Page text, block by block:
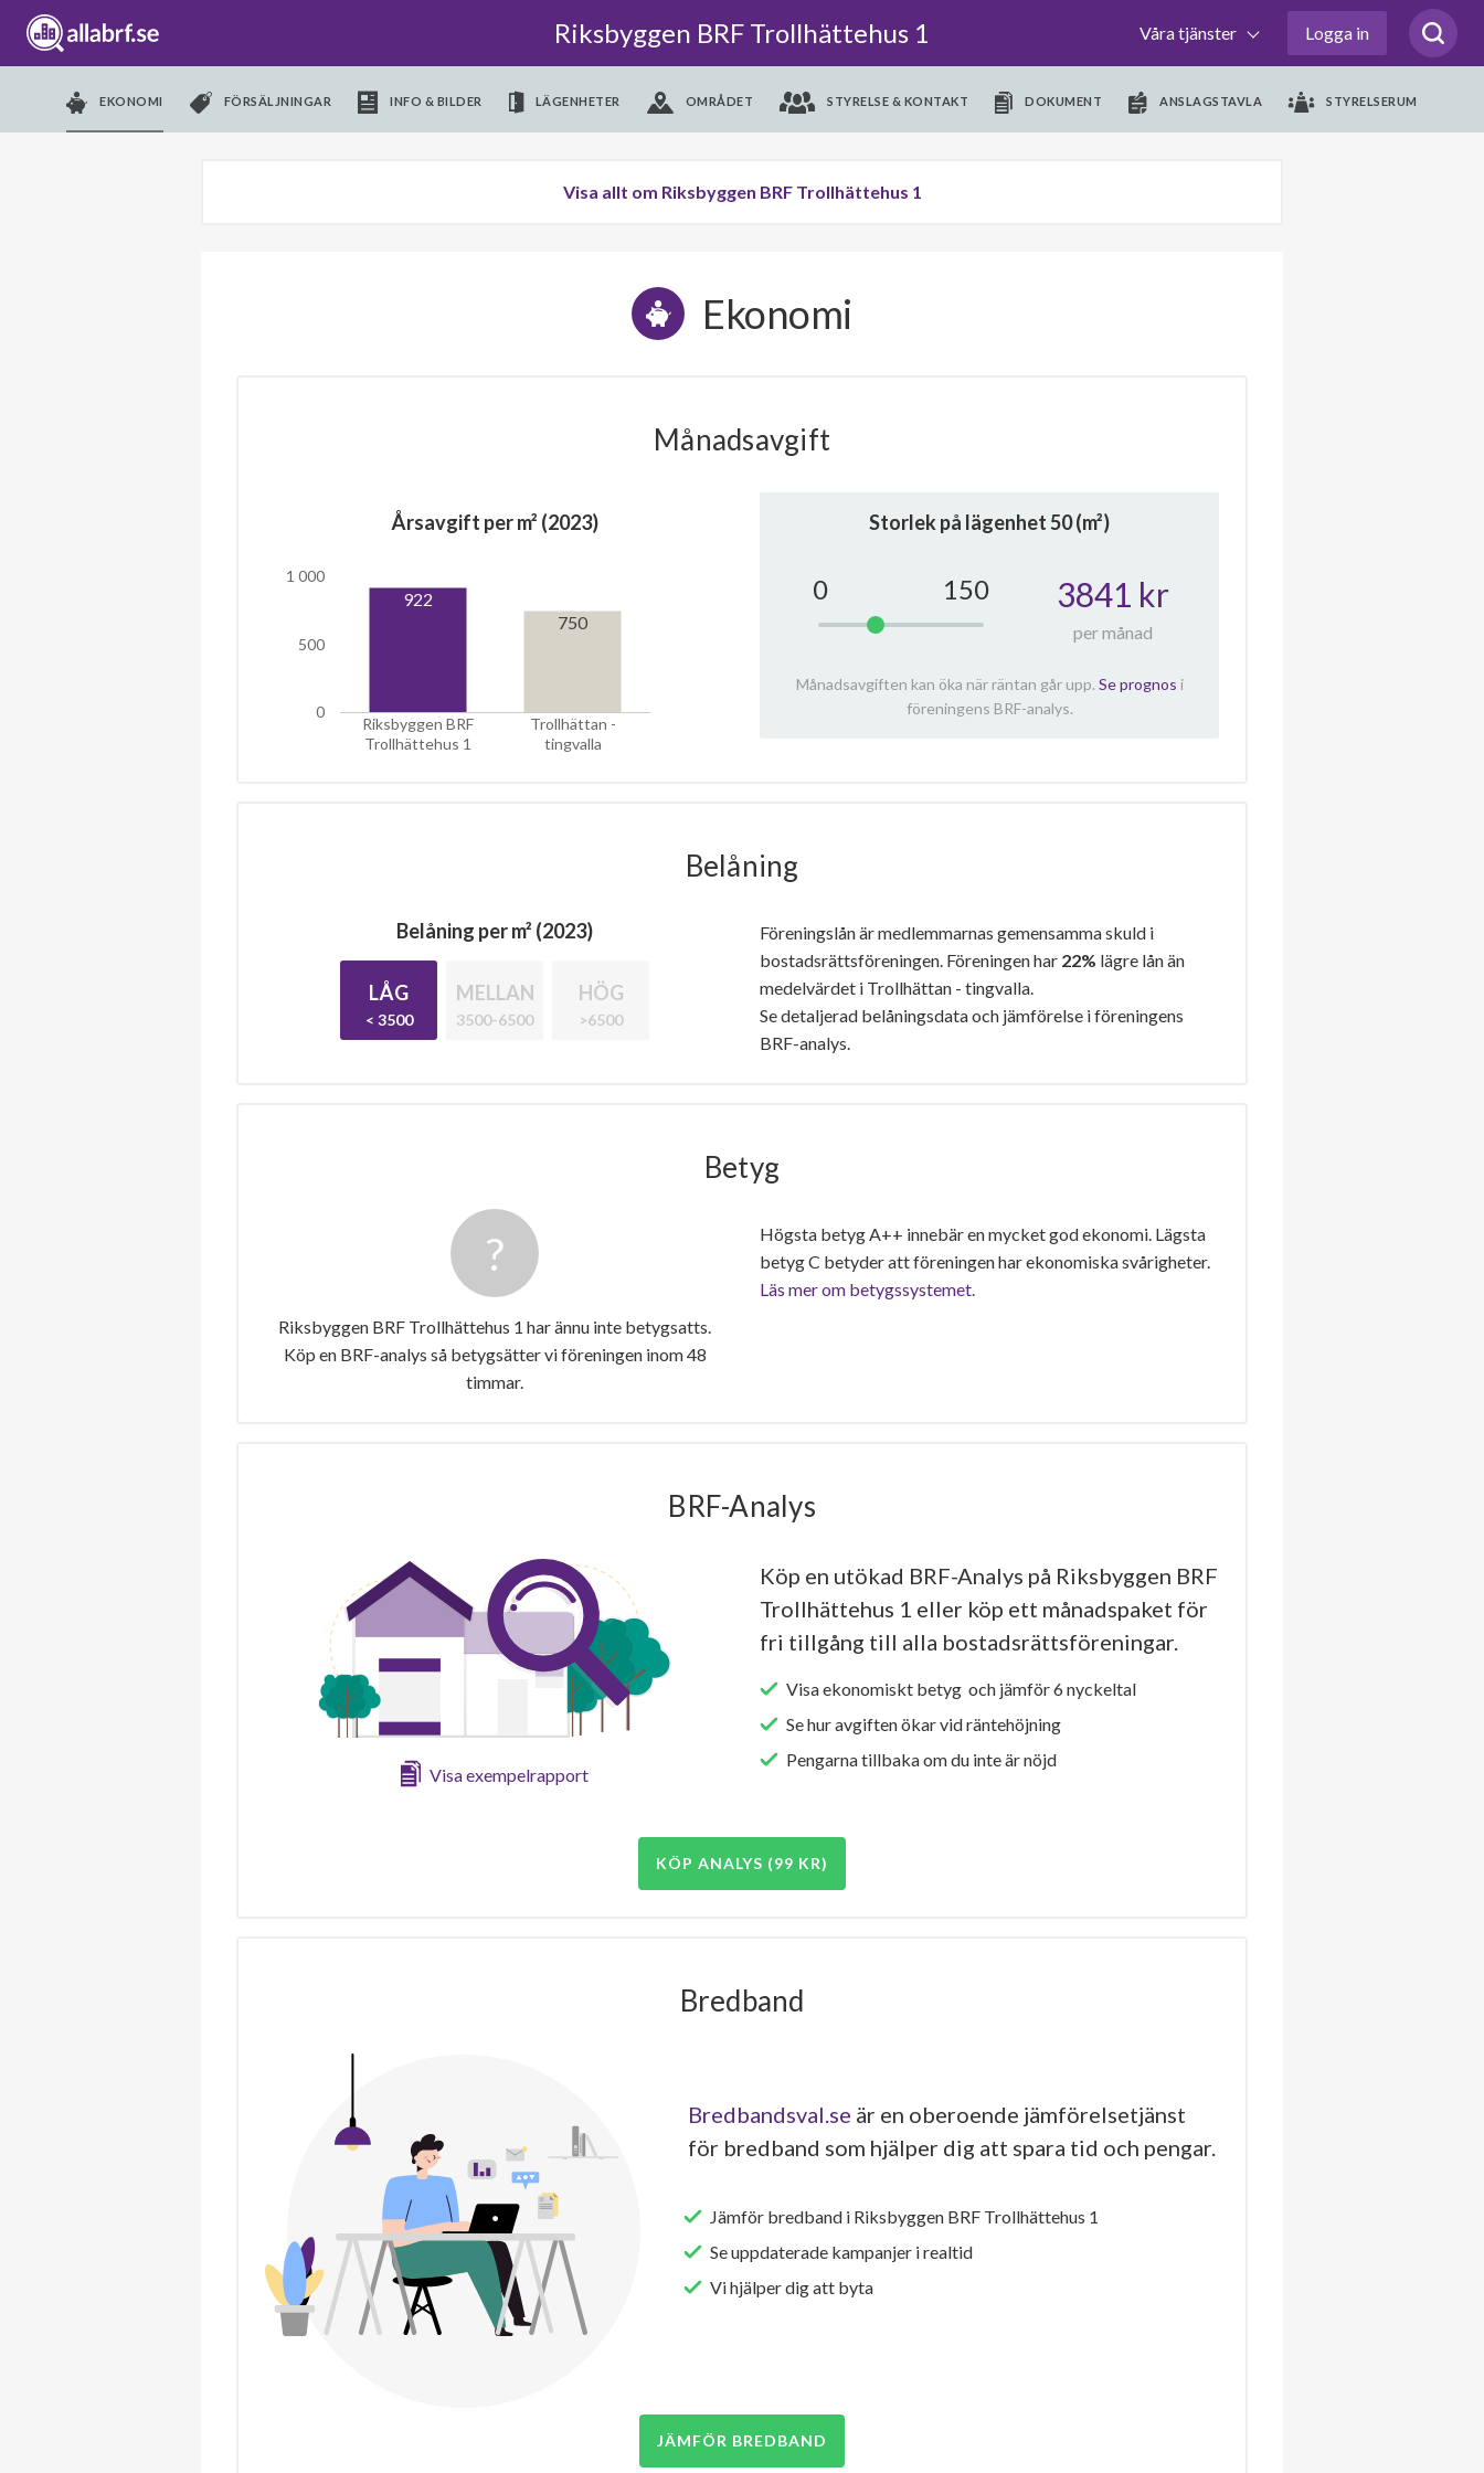
Riksbyggen BRF Trollhättehus 1 Våra tjänster Logga in
EKONOMI FÖRSÄLJNINGAR INFO & BILDER LÄGENHETER OMRÅDET STYRELSE & KONTAKT DOKUMENT ANSLAGSTAVLA STYRELSERUM
Visa allt om Riksbyggen BRF Trollhättehus 1
Ekonomi
Månadsavgift
Årsavgift per m² (2023)
Riksbyggen BRF
Trollhättehus 1
Trollhättan -
tingvalla
0
500
1 000
922
750
Storlek på lägenhet50(m²)
0 150 3841 kr
per månad
Månadsavgiften kan öka när räntan går upp. Se prognos i
föreningens BRF-analys.
Belåning
Belåning per m² (2023)
LÅG
< 3500
MELLAN
3500-6500
HÖG
>6500
Föreningslån är medlemmarnas gemensamma skuld i
bostadsrättsföreningen. Föreningen har 22% lägre lån än
medelvärdet i Trollhättan - tingvalla.
Se detaljerad belåningsdata och jämförelse i föreningens
BRF-analys.
Betyg
Riksbyggen BRF Trollhättehus 1 har ännu inte betygsatts.
Köp en BRF-analys så betygsätter vi föreningen inom 48
timmar.
Högsta betyg A++ innebär en mycket god ekonomi. Lägsta
betyg C betyder att föreningen har ekonomiska svårigheter.
Läs mer om betygssystemet.
BRF-Analys
Visa exempelrapport
Köp en utökad BRF-Analys på Riksbyggen BRF
Trollhättehus 1 eller köp ett månadspaket för
fri tillgång till alla bostadsrättsföreningar.
Visa ekonomiskt betyg och jämför 6 nyckeltal
Se hur avgiften ökar vid räntehöjning
Pengarna tillbaka om du inte är nöjd
KÖP ANALYS (99 KR)
Bredband
Bredbandsval.se är en oberoende jämförelsetjänst
för bredband som hjälper dig att spara tid och pengar.
Jämför bredband i Riksbyggen BRF Trollhättehus 1
Se uppdaterade kampanjer i realtid
Vi hjälper dig att byta
JÄMFÖR BREDBAND